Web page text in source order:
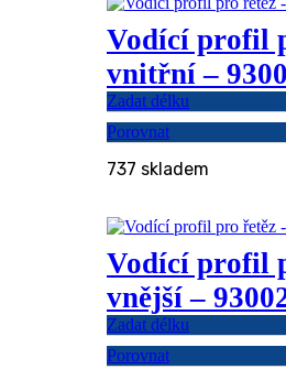
Vodící profil
vnitřní –
Zadat délku
Porovnat
737 skladem
Vodící profil
vnější –
Zadat délku
Porovnat